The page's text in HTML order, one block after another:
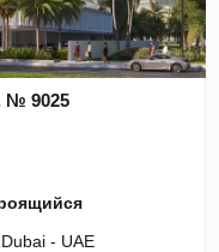
№ 9025
- UAE